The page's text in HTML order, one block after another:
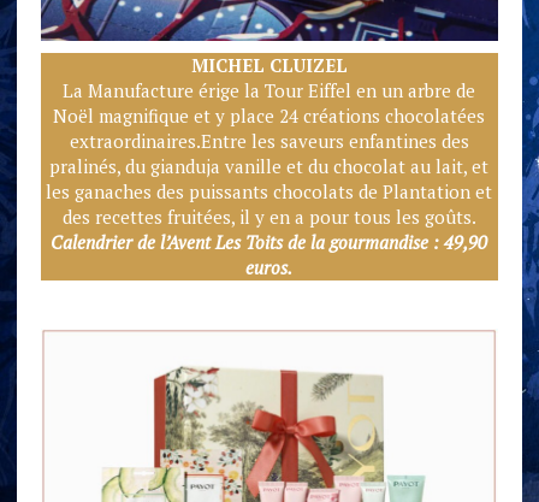
MICHEL CLUIZEL
La Manufacture érige la Tour Eiffel en un arbre de
Noël magnifique et y place 24 créations chocolatées
extraordinaires.Entre les saveurs enfantines des
pralinés, du gianduja vanille et du chocolat au lait, et
les ganaches des puissants chocolats de Plantation et
des recettes fruitées, il y en a pour tous les goûts.
Calendrier de l’Avent Les Toits de la gourmandise : 49,90
euros.